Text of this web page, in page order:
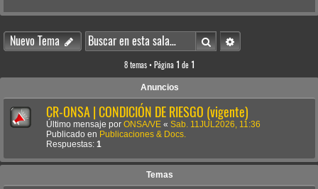
Nuevo Tema BuscarBúsqueda avanzada
8 temas • Página 1 de 1
Anuncios
CR-ONSA | CONDICIÓN DE RIESGO (vigente)
Último mensaje por ONSA/VE « Sab. 11JUL2026, 11:36
Publicado en Publicaciones & Docs.
Respuestas: 1
Temas